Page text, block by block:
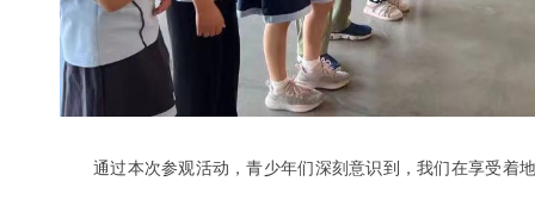
通过本次参观活动，青少年们深刻意识到，我们在享受着